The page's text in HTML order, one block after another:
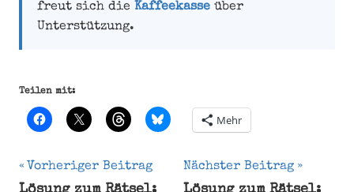
freut sich die Kaffeekasseüber
Unterstützung.
Teilen mit:
Mehr
Motorik
Beitragsnavigation
Vorheriger Beitrag Nächster Beitrag